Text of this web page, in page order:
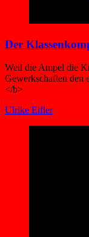
Der
Weil die Ampel die
Gewerkschaften den
</b>
Ulrike Eifler